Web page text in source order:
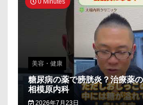
0 Minutes
美容・健康
糖尿病の薬で膀胱炎？治療薬の
相模原内科
2026年7月23日